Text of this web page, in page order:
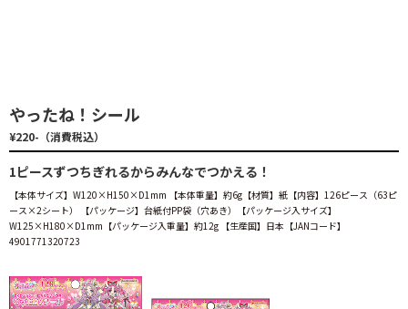
やったね！シール
¥220-（消費税込）
1ピースずつちぎれるからみんなでつかえる！
【本体サイズ】W120×H150×D1mm 【本体重量】約6g【材質】紙【内容】126ピース（63ピ
ース×2シート）
【パッケージ】台紙付PP袋（穴あき）【パッケージ入サイズ】
W125×H180×D1mm【パッケージ入重量】約12g 【生産国】日本【JANコード】
4901771320723